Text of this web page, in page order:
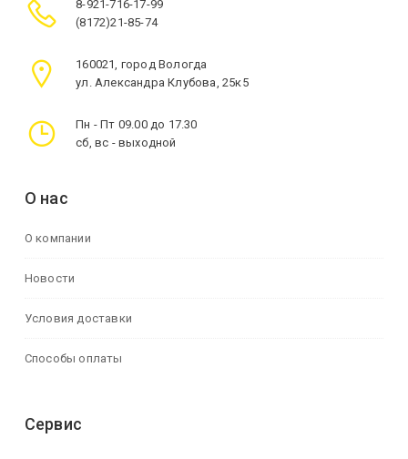
8-921-716-17-99
(8172)21-85-74
160021, город Вологда
ул. Александра Клубова, 25к5
Пн - Пт 09.00 до 17.30
сб, вс - выходной
О нас
О компании
Новости
Условия доставки
Способы оплаты
Сервис